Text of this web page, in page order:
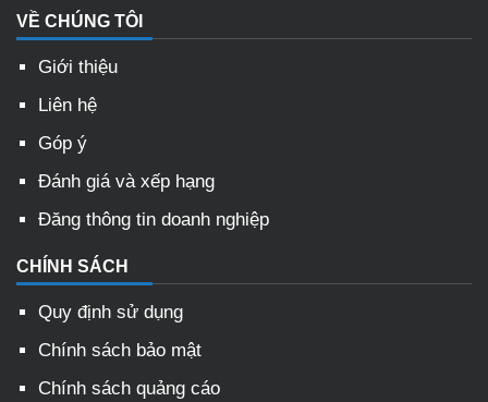
VỀ CHÚNG TÔI
Giới thiệu
Liên hệ
Góp ý
Đánh giá và xếp hạng
Đăng thông tin doanh nghiệp
CHÍNH SÁCH
Quy định sử dụng
Chính sách bảo mật
Chính sách quảng cáo